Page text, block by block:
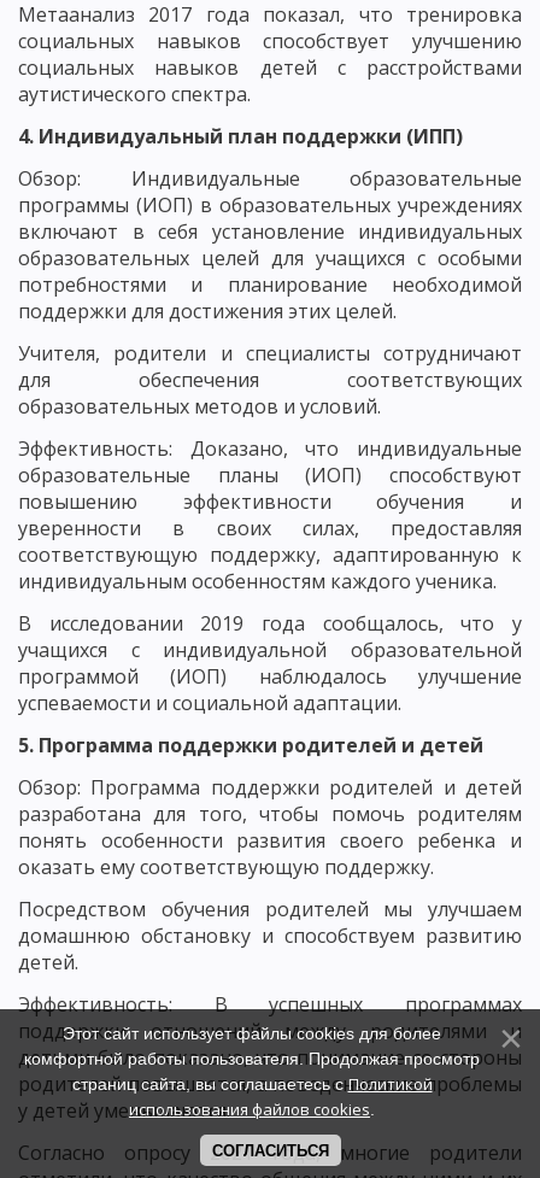
Метаанализ 2017 года показал, что тренировка
социальных навыков способствует улучшению
социальных навыков детей с расстройствами
аутистического спектра.
4. Индивидуальный план поддержки (ИПП)
Обзор: Индивидуальные образовательные
программы (ИОП) в образовательных учреждениях
включают в себя установление индивидуальных
образовательных целей для учащихся с особыми
потребностями и планирование необходимой
поддержки для достижения этих целей.
Учителя, родители и специалисты сотрудничают
для обеспечения соответствующих
образовательных методов и условий.
Эффективность: Доказано, что индивидуальные
образовательные планы (ИОП) способствуют
повышению эффективности обучения и
уверенности в своих силах, предоставляя
соответствующую поддержку, адаптированную к
индивидуальным особенностям каждого ученика.
В исследовании 2019 года сообщалось, что у
учащихся с индивидуальной образовательной
программой (ИОП) наблюдалось улучшение
успеваемости и социальной адаптации.
5. Программа поддержки родителей и детей
Обзор: Программа поддержки родителей и детей
разработана для того, чтобы помочь родителям
понять особенности развития своего ребенка и
оказать ему соответствующую поддержку.
Посредством обучения родителей мы улучшаем
домашнюю обстановку и способствуем развитию
детей.
Эффективность: В успешных программах
поддержки отношений между родителями и
детьми было показано, что понимание со стороны
родителей повышается, а поведенческие проблемы
у детей уменьшаются.
Согласно опросу 2021 года, многие родители
Этот сайт использует файлы cookies для более
комфортной работы пользователя. Продолжая просмотр
страниц сайта, вы соглашаетесь сПолитикой
использования файлов cookies
СОГЛАСИТЬСЯ